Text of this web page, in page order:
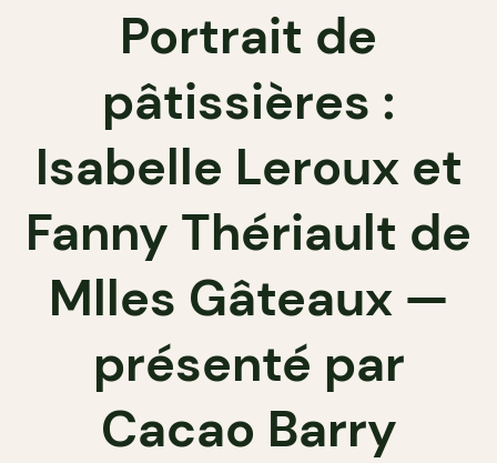
Portrait de
pâtissières :
Isabelle Leroux et
Fanny Thériault de
Mlles Gâteaux —
présenté par
Cacao Barry